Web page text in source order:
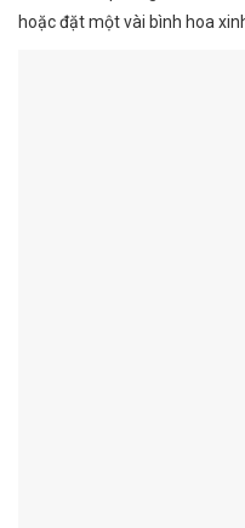
hoặc đặt một vài bình hoa